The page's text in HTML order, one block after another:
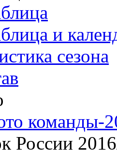
и
сезона
команды-
России